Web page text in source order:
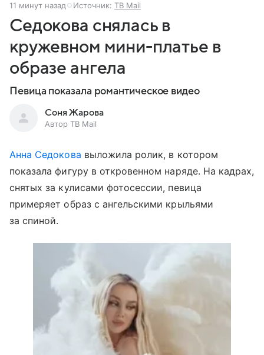
11 минут назад Источник: ТВ Mail
Седокова снялась в
кружевном мини-платье в
образе ангела
Певица показала романтическое видео
Соня Жарова
Автор ТВ Mail
Анна Седокова выложила ролик, в котором
показала фигуру в откровенном наряде. На кадрах,
снятых за кулисами фотосессии, певица
примеряет образ с ангельскими крыльями
за спиной.